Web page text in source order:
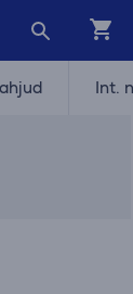
Int.